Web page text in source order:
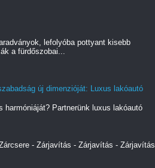
lefolyóba pottyant kisebb
a fürdőszobai...
új dimenzióját: Luxus lakóautó
Partnerünk luxus lakóautó
- Zárjavítás - Zárjavítás - Zárjavítás